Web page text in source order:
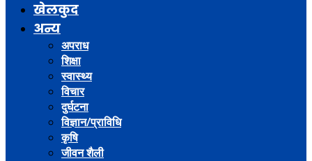
खेलकुद
अन्य
अपराध
शिक्षा
स्वास्थ्य
विचार
दुर्घटना
विज्ञान/प्राविधि
कृषि
जीवन शैली